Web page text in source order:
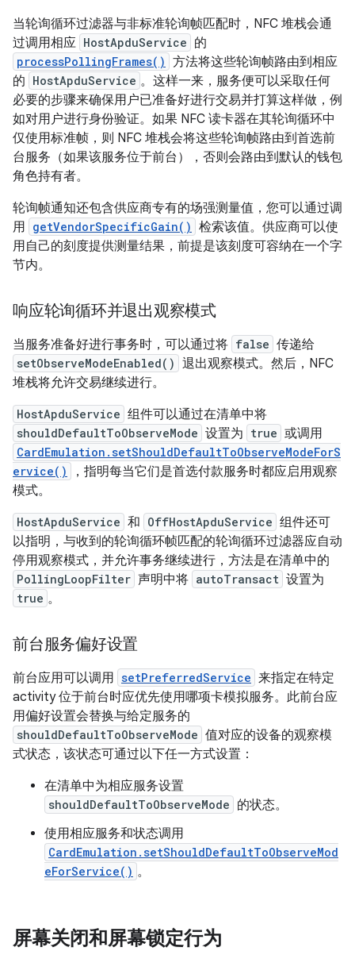
当轮询循环过滤器与非标准轮询帧匹配时，NFC 堆栈会通
过调用相应 HostApduService 的
processPollingFrames() 方法将这些轮询帧路由到相应
的 HostApduService 。这样一来，服务便可以采取任何
必要的步骤来确保用户已准备好进行交易并打算这样做，例
如对用户进行身份验证。如果 NFC 读卡器在其轮询循环中
仅使用标准帧，则 NFC 堆栈会将这些轮询帧路由到首选前
台服务（如果该服务位于前台），否则会路由到默认的钱包
角色持有者。
轮询帧通知还包含供应商专有的场强测量值，您可以通过调
用 getVendorSpecificGain() 检索该值。供应商可以使
用自己的刻度提供测量结果，前提是该刻度可容纳在一个字
节内。
响应轮询循环并退出观察模式
当服务准备好进行事务时，可以通过将 false 传递给
setObserveModeEnabled() 退出观察模式。然后，NFC
堆栈将允许交易继续进行。
HostApduService 组件可以通过在清单中将
shouldDefaultToObserveMode 设置为 true 或调用
CardEmulation.setShouldDefaultToObserveModeForS
ervice()
，指明每当它们是首选付款服务时都应启用观察
模式。
HostApduService 和 OffHostApduService 组件还可
以指明，与收到的轮询循环帧匹配的轮询循环过滤器应自动
停用观察模式，并允许事务继续进行，方法是在清单中的
PollingLoopFilter 声明中将 autoTransact 设置为
true 。
前台服务偏好设置
前台应用可以调用 setPreferredService 来指定在特定
activity 位于前台时应优先使用哪项卡模拟服务。此前台应
用偏好设置会替换与给定服务的
shouldDefaultToObserveMode 值对应的设备的观察模
式状态，该状态可通过以下任一方式设置：
在清单中为相应服务设置
shouldDefaultToObserveMode 的状态。
使用相应服务和状态调用
CardEmulation.setShouldDefaultToObserveMod
eForService() 。
屏幕关闭和屏幕锁定行为